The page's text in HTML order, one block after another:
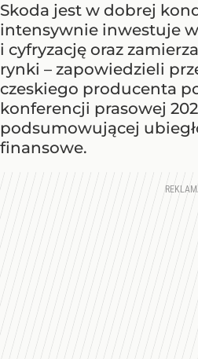
Skoda jest w dobrej
intensywnie inwestuje
i cyfryzację oraz
rynki – zapowiedzieli
czeskiego producenta
konferencji prasowej
podsumowującej
finansowe.